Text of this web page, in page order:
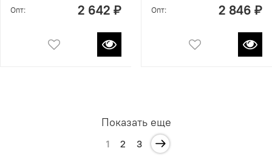
Опт: 2 642 ₽ Опт: 2 846 ₽
Показать еще
1 2 3